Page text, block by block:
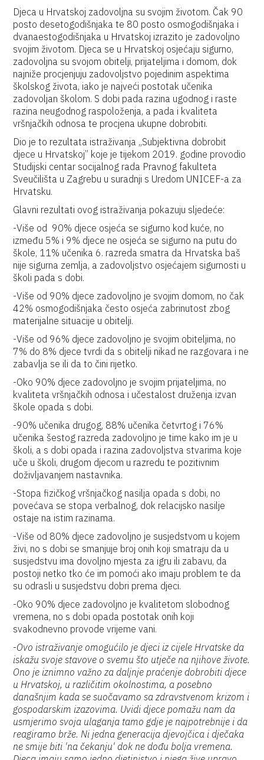
Djeca u Hrvatskoj zadovoljna su svojim životom. Čak 90
posto desetogodišnjaka te 80 posto osmogodišnjaka i
dvanaestogodišnjaka u Hrvatskoj izrazito je zadovoljno
svojim životom. Djeca se u Hrvatskoj osjećaju sigurno,
zadovoljna su svojom obitelji, prijateljima i domom, dok
najniže procjenjuju zadovoljstvo pojedinim aspektima
školskog života, iako je najveći postotak učenika
zadovoljan školom. S dobi pada razina ugodnog i raste
razina neugodnog raspoloženja, a pada i kvaliteta
vršnjačkih odnosa te procjena ukupne dobrobiti.
Dio je to rezultata istraživanja „Subjektivna dobrobit
djece u Hrvatskoj” koje je tijekom 2019. godine provodio
Studijski centar socijalnog rada Pravnog fakulteta
Sveučilišta u Zagrebu u suradnji s Uredom UNICEF-a za
Hrvatsku.
Glavni rezultati ovog istraživanja pokazuju sljedeće:
-Više od 90% djece osjeća se sigurno kod kuće, no
između 5% i 9% djece ne osjeća se sigurno na putu do
škole, 11% učenika 6. razreda smatra da Hrvatska baš
nije sigurna zemlja, a zadovoljstvo osjećajem sigurnosti u
školi pada s dobi.
-Više od 90% djece zadovoljno je svojim domom, no čak
42% osmogodišnjaka često osjeća zabrinutost zbog
materijalne situacije u obitelji.
-Više od 96% djece zadovoljno je svojim obiteljima, no
7% do 8% djece tvrdi da s obitelji nikad ne razgovara i ne
zabavlja se ili da to čini rijetko.
-Oko 90% djece zadovoljno je svojim prijateljima, no
kvaliteta vršnjačkih odnosa i učestalost druženja izvan
škole opada s dobi.
-90% učenika drugog, 88% učenika četvrtog i 76%
učenika šestog razreda zadovoljno je time kako im je u
školi, a s dobi opada i razina zadovoljstva stvarima koje
uče u školi, drugom djecom u razredu te pozitivnim
doživljavanjem nastavnika.
-Stopa fizičkog vršnjačkog nasilja opada s dobi, no
povećava se stopa verbalnog, dok relacijsko nasilje
ostaje na istim razinama.
-Više od 80% djece zadovoljno je susjedstvom u kojem
živi, no s dobi se smanjuje broj onih koji smatraju da u
susjedstvu ima dovoljno mjesta za igru ili zabavu, da
postoji netko tko će im pomoći ako imaju problem te da
su odrasli u susjedstvu dobri prema djeci.
-Oko 90% djece zadovoljno je kvalitetom slobodnog
vremena, no s dobi opada postotak onih koji
svakodnevno provode vrijeme vani.
-Ovo istraživanje omogućilo je djeci iz cijele Hrvatske da
iskažu svoje stavove o svemu što utječe na njihove živote.
Ono je iznimno važno za daljnje praćenje dobrobiti djece
u Hrvatskoj, u različitim okolnostima, a posebno
današnjim kada se suočavamo sa zdravstvenom krizom i
gospodarskim izazovima. Uvidi djece pomažu nam da
usmjerimo svoja ulaganja tamo gdje je najpotrebnije i da
reagiramo brže.Ni jedna generacija djevojčica i dječaka
ne smije biti 'na čekanju' dok ne dođu bolja vremena.